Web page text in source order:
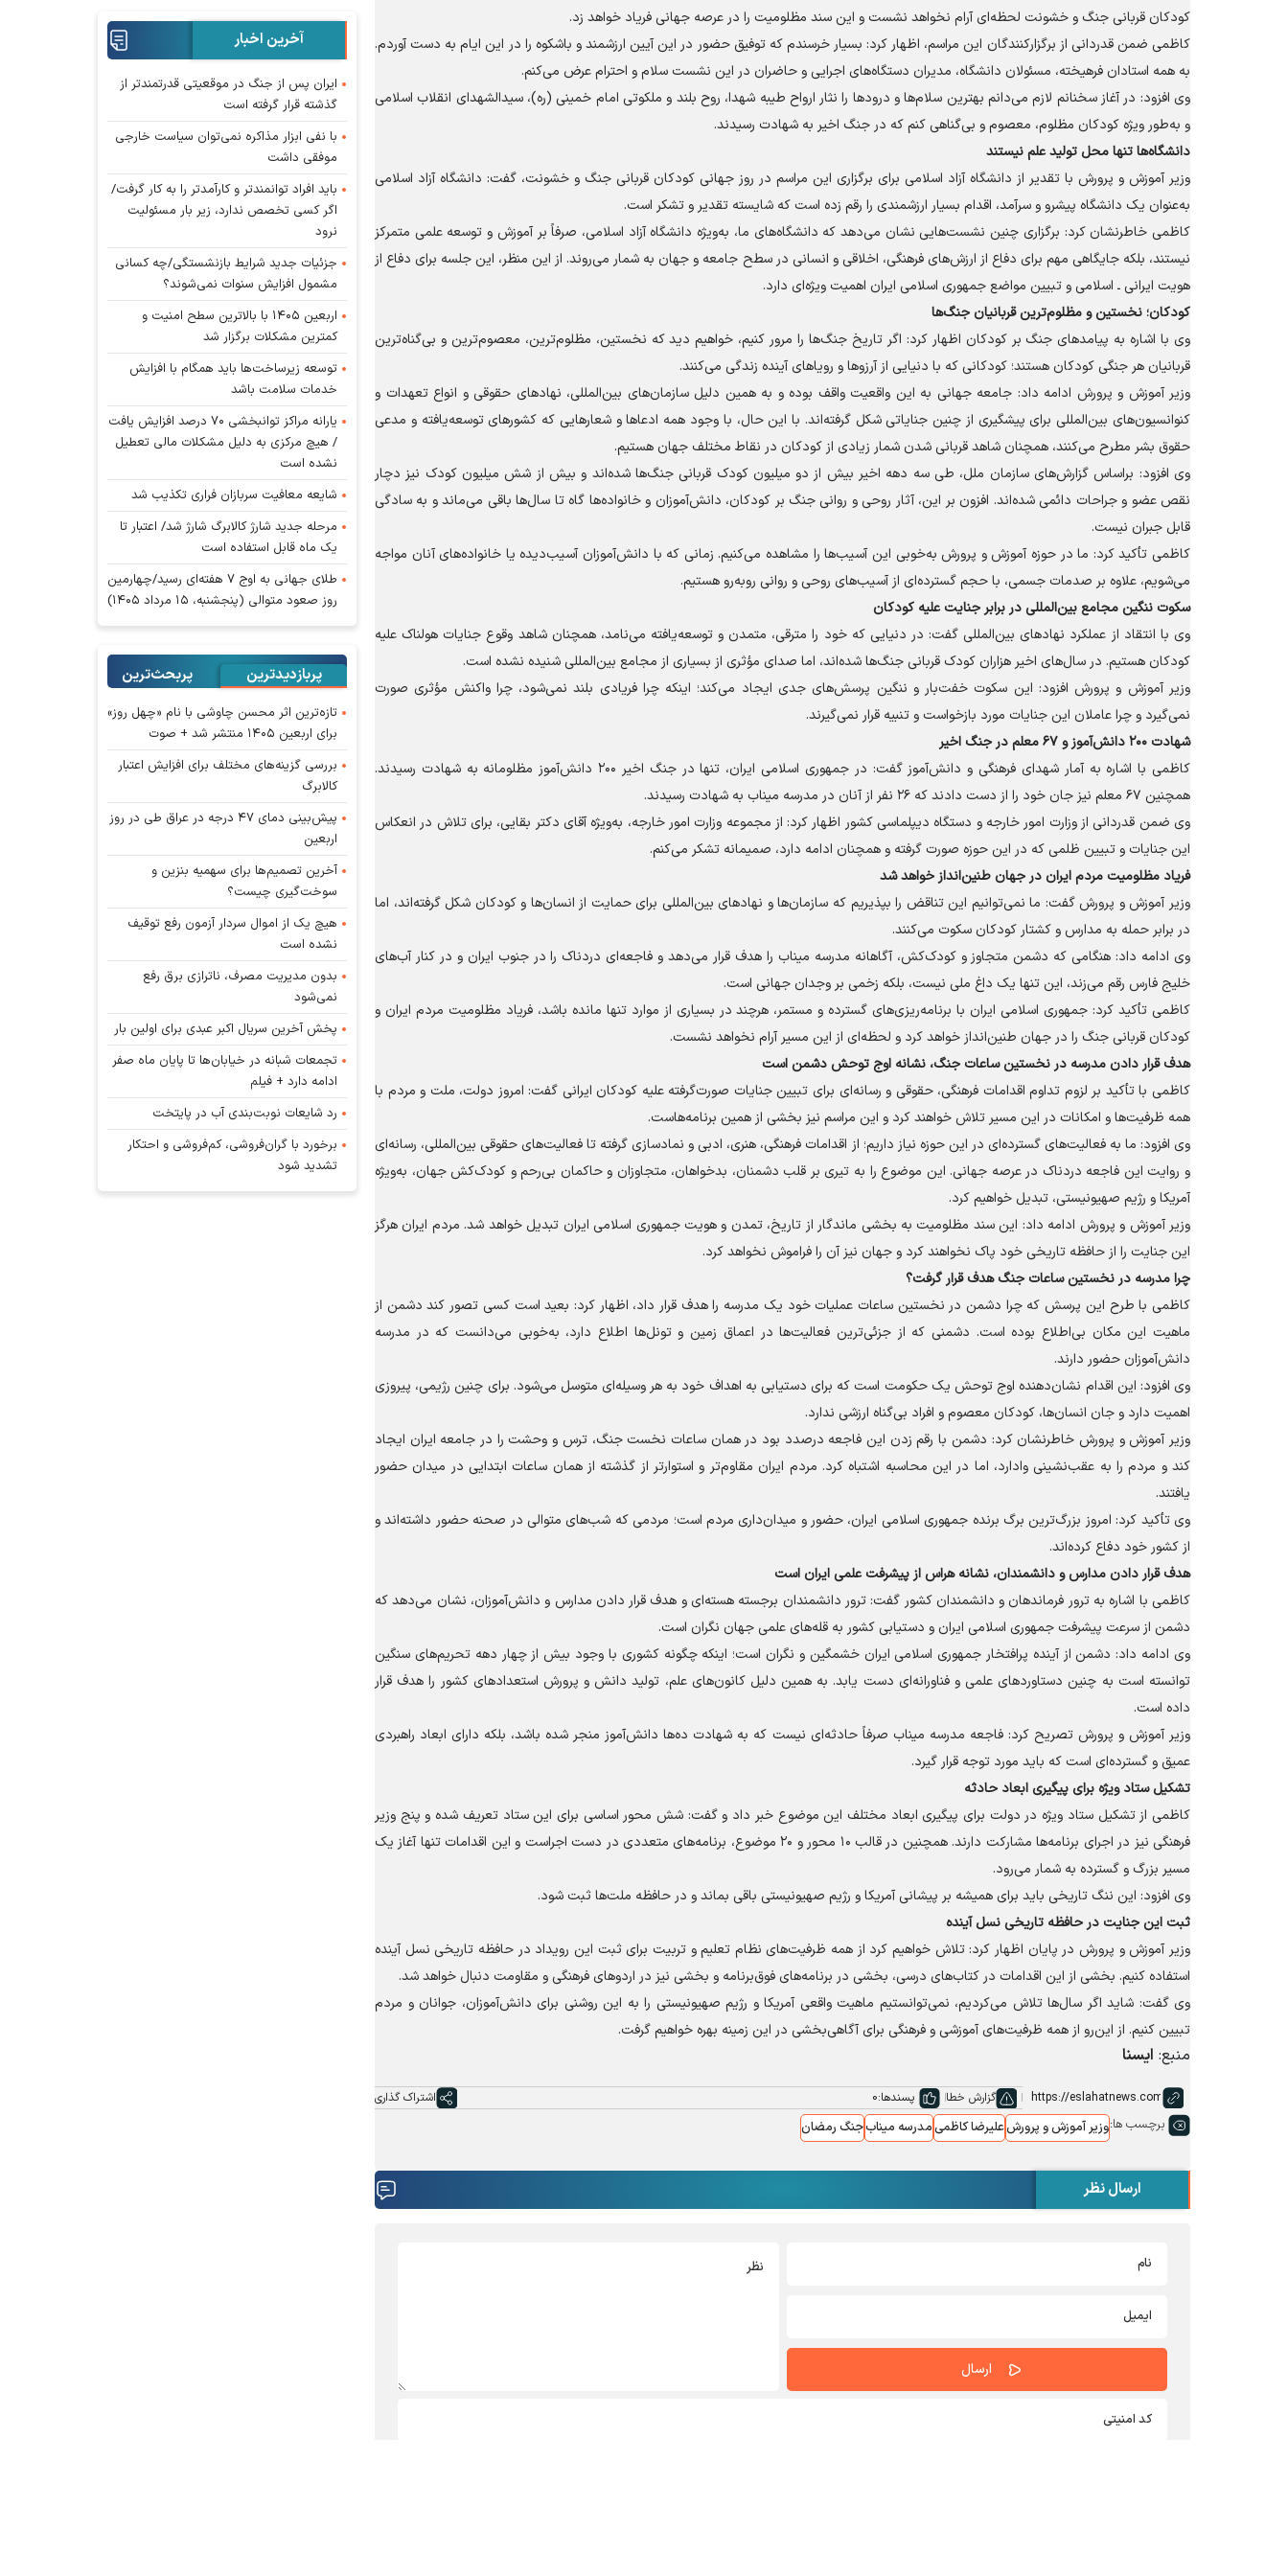
کودکان قربانی جنگ و خشونت لحظه‌ای آرام نخواهد نشست و این سند مظلومیت را در عرصه جهانی فریاد خواهد زد.
کاظمی ضمن قدردانی از برگزارکنندگان این مراسم، اظهار کرد: بسیار خرسندم که توفیق حضور در این آیین ارزشمند و باشکوه را در این ایام به دست آوردم.
به همه استادان فرهیخته، مسئولان دانشگاه، مدیران دستگاه‌های اجرایی و حاضران در این نشست سلام و احترام عرض می‌کنم.
وی افزود: در آغاز سخنانم لازم می‌دانم بهترین سلام‌ها و درود‌ها را نثار ارواح طیبه شهدا، روح بلند و ملکوتی امام خمینی (ره)، سیدالشهدای انقلاب اسلامی
و به‌طور ویژه کودکان مظلوم، معصوم و بی‌گناهی کنم که در جنگ اخیر به شهادت رسیدند.
دانشگاه‌ها تنها محل تولید علم نیستند
وزیر آموزش و پرورش با تقدیر از دانشگاه آزاد اسلامی برای برگزاری این مراسم در روز جهانی کودکان قربانی جنگ و خشونت، گفت: دانشگاه آزاد اسلامی
به‌عنوان یک دانشگاه پیشرو و سرآمد، اقدام بسیار ارزشمندی را رقم زده است که شایسته تقدیر و تشکر است.
کاظمی خاطرنشان کرد: برگزاری چنین نشست‌هایی نشان می‌دهد که دانشگاه‌های ما، به‌ویژه دانشگاه آزاد اسلامی، صرفاً بر آموزش و توسعه علمی متمرکز
نیستند، بلکه جایگاهی مهم برای دفاع از ارزش‌های فرهنگی، اخلاقی و انسانی در سطح جامعه و جهان به شمار می‌روند. از این منظر، این جلسه برای دفاع از
هویت ایرانی ـ اسلامی و تبیین مواضع جمهوری اسلامی ایران اهمیت ویژه‌ای دارد.
کودکان؛ نخستین و مظلوم‌ترین قربانیان جنگ‌ها
وی با اشاره به پیامد‌های جنگ بر کودکان اظهار کرد: اگر تاریخ جنگ‌ها را مرور کنیم، خواهیم دید که نخستین، مظلوم‌ترین، معصوم‌ترین و بی‌گناه‌ترین
قربانیان هر جنگی کودکان هستند؛ کودکانی که با دنیایی از آرزو‌ها و رویا‌های آینده زندگی می‌کنند.
وزیر آموزش و پرورش ادامه داد: جامعه جهانی به این واقعیت واقف بوده و به همین دلیل سازمان‌های بین‌المللی، نهاد‌های حقوقی و انواع تعهدات و
کنوانسیون‌های بین‌المللی برای پیشگیری از چنین جنایاتی شکل گرفته‌اند. با این حال، با وجود همه ادعا‌ها و شعار‌هایی که کشور‌های توسعه‌یافته و مدعی
حقوق بشر مطرح می‌کنند، همچنان شاهد قربانی شدن شمار زیادی از کودکان در نقاط مختلف جهان هستیم.
وی افزود: براساس گزارش‌های سازمان ملل، طی سه دهه اخیر بیش از دو میلیون کودک قربانی جنگ‌ها شده‌اند و بیش از شش میلیون کودک نیز دچار
نقص عضو و جراحات دائمی شده‌اند. افزون بر این، آثار روحی و روانی جنگ بر کودکان، دانش‌آموزان و خانواده‌ها گاه تا سال‌ها باقی می‌ماند و به سادگی
قابل جبران نیست.
کاظمی تأکید کرد: ما در حوزه آموزش و پرورش به‌خوبی این آسیب‌ها را مشاهده می‌کنیم. زمانی که با دانش‌آموزان آسیب‌دیده یا خانواده‌های آنان مواجه
می‌شویم، علاوه بر صدمات جسمی، با حجم گسترده‌ای از آسیب‌های روحی و روانی روبه‌رو هستیم.
سکوت ننگین مجامع بین‌المللی در برابر جنایت علیه کودکان
وی با انتقاد از عملکرد نهاد‌های بین‌المللی گفت: در دنیایی که خود را مترقی، متمدن و توسعه‌یافته می‌نامد، همچنان شاهد وقوع جنایات هولناک علیه
کودکان هستیم. در سال‌های اخیر هزاران کودک قربانی جنگ‌ها شده‌اند، اما صدای مؤثری از بسیاری از مجامع بین‌المللی شنیده نشده است.
وزیر آموزش و پرورش افزود: این سکوت خفت‌بار و ننگین پرسش‌های جدی ایجاد می‌کند؛ اینکه چرا فریادی بلند نمی‌شود، چرا واکنش مؤثری صورت
نمی‌گیرد و چرا عاملان این جنایات مورد بازخواست و تنبیه قرار نمی‌گیرند.
شهادت ۲۰۰ دانش‌آموز و ۶۷ معلم در جنگ اخیر
کاظمی با اشاره به آمار شهدای فرهنگی و دانش‌آموز گفت: در جمهوری اسلامی ایران، تنها در جنگ اخیر ۲۰۰ دانش‌آموز مظلومانه به شهادت رسیدند.
همچنین ۶۷ معلم نیز جان خود را از دست دادند که ۲۶ نفر از آنان در مدرسه میناب به شهادت رسیدند.
وی ضمن قدردانی از وزارت امور خارجه و دستگاه دیپلماسی کشور اظهار کرد: از مجموعه وزارت امور خارجه، به‌ویژه آقای دکتر بقایی، برای تلاش در انعکاس
این جنایات و تبیین ظلمی که در این حوزه صورت گرفته و همچنان ادامه دارد، صمیمانه تشکر می‌کنم.
فریاد مظلومیت مردم ایران در جهان طنین‌انداز خواهد شد
وزیر آموزش و پرورش گفت: ما نمی‌توانیم این تناقض را بپذیریم که سازمان‌ها و نهاد‌های بین‌المللی برای حمایت از انسان‌ها و کودکان شکل گرفته‌اند، اما
در برابر حمله به مدارس و کشتار کودکان سکوت می‌کنند.
وی ادامه داد: هنگامی که دشمن متجاوز و کودک‌کش، آگاهانه مدرسه میناب را هدف قرار می‌دهد و فاجعه‌ای دردناک را در جنوب ایران و در کنار آب‌های
خلیج فارس رقم می‌زند، این تنها یک داغ ملی نیست، بلکه زخمی بر وجدان جهانی است.
کاظمی تأکید کرد: جمهوری اسلامی ایران با برنامه‌ریزی‌های گسترده و مستمر، هرچند در بسیاری از موارد تنها مانده باشد، فریاد مظلومیت مردم ایران و
کودکان قربانی جنگ را در جهان طنین‌انداز خواهد کرد و لحظه‌ای از این مسیر آرام نخواهد نشست.
هدف قرار دادن مدرسه در نخستین ساعات جنگ، نشانه اوج توحش دشمن است
کاظمی با تأکید بر لزوم تداوم اقدامات فرهنگی، حقوقی و رسانه‌ای برای تبیین جنایات صورت‌گرفته علیه کودکان ایرانی گفت: امروز دولت، ملت و مردم با
همه ظرفیت‌ها و امکانات در این مسیر تلاش خواهند کرد و این مراسم نیز بخشی از همین برنامه‌هاست.
وی افزود: ما به فعالیت‌های گسترده‌ای در این حوزه نیاز داریم؛ از اقدامات فرهنگی، هنری، ادبی و نمادسازی گرفته تا فعالیت‌های حقوقی بین‌المللی، رسانه‌ای
و روایت این فاجعه دردناک در عرصه جهانی. این موضوع را به تیری بر قلب دشمنان، بدخواهان، متجاوزان و حاکمان بی‌رحم و کودک‌کش جهان، به‌ویژه
آمریکا و رژیم صهیونیستی، تبدیل خواهیم کرد.
وزیر آموزش و پرورش ادامه داد: این سند مظلومیت به بخشی ماندگار از تاریخ، تمدن و هویت جمهوری اسلامی ایران تبدیل خواهد شد. مردم ایران هرگز
این جنایت را از حافظه تاریخی خود پاک نخواهند کرد و جهان نیز آن را فراموش نخواهد کرد.
چرا مدرسه در نخستین ساعات جنگ هدف قرار گرفت؟
کاظمی با طرح این پرسش که چرا دشمن در نخستین ساعات عملیات خود یک مدرسه را هدف قرار داد، اظهار کرد: بعید است کسی تصور کند دشمن از
ماهیت این مکان بی‌اطلاع بوده است. دشمنی که از جزئی‌ترین فعالیت‌ها در اعماق زمین و تونل‌ها اطلاع دارد، به‌خوبی می‌دانست که در مدرسه
دانش‌آموزان حضور دارند.
وی افزود: این اقدام نشان‌دهنده اوج توحش یک حکومت است که برای دستیابی به اهداف خود به هر وسیله‌ای متوسل می‌شود. برای چنین رژیمی، پیروزی
اهمیت دارد و جان انسان‌ها، کودکان معصوم و افراد بی‌گناه ارزشی ندارد.
وزیر آموزش و پرورش خاطرنشان کرد: دشمن با رقم زدن این فاجعه درصدد بود در همان ساعات نخست جنگ، ترس و وحشت را در جامعه ایران ایجاد
کند و مردم را به عقب‌نشینی وادارد، اما در این محاسبه اشتباه کرد. مردم ایران مقاوم‌تر و استوارتر از گذشته از همان ساعات ابتدایی در میدان حضور
یافتند.
وی تأکید کرد: امروز بزرگ‌ترین برگ برنده جمهوری اسلامی ایران، حضور و میدان‌داری مردم است؛ مردمی که شب‌های متوالی در صحنه حضور داشته‌اند و
از کشور خود دفاع کرده‌اند.
هدف قرار دادن مدارس و دانشمندان، نشانه هراس از پیشرفت علمی ایران است
کاظمی با اشاره به ترور فرماندهان و دانشمندان کشور گفت: ترور دانشمندان برجسته هسته‌ای و هدف قرار دادن مدارس و دانش‌آموزان، نشان می‌دهد که
دشمن از سرعت پیشرفت جمهوری اسلامی ایران و دستیابی کشور به قله‌های علمی جهان نگران است.
وی ادامه داد: دشمن از آینده پرافتخار جمهوری اسلامی ایران خشمگین و نگران است؛ اینکه چگونه کشوری با وجود بیش از چهار دهه تحریم‌های سنگین
توانسته است به چنین دستاورد‌های علمی و فناورانه‌ای دست یابد. به همین دلیل کانون‌های علم، تولید دانش و پرورش استعداد‌های کشور را هدف قرار
داده است.
وزیر آموزش و پرورش تصریح کرد: فاجعه مدرسه میناب صرفاً حادثه‌ای نیست که به شهادت ده‌ها دانش‌آموز منجر شده باشد، بلکه دارای ابعاد راهبردی
عمیق و گسترده‌ای است که باید مورد توجه قرار گیرد.
تشکیل ستاد ویژه برای پیگیری ابعاد حادثه
کاظمی از تشکیل ستاد ویژه در دولت برای پیگیری ابعاد مختلف این موضوع خبر داد و گفت: شش محور اساسی برای این ستاد تعریف شده و پنج وزیر
فرهنگی نیز در اجرای برنامه‌ها مشارکت دارند. همچنین در قالب ۱۰ محور و ۲۰ موضوع، برنامه‌های متعددی در دست اجراست و این اقدامات تنها آغاز یک
مسیر بزرگ و گسترده به شمار می‌رود.
وی افزود: این ننگ تاریخی باید برای همیشه بر پیشانی آمریکا و رژیم صهیونیستی باقی بماند و در حافظه ملت‌ها ثبت شود.
ثبت این جنایت در حافظه تاریخی نسل آینده
وزیر آموزش و پرورش در پایان اظهار کرد: تلاش خواهیم کرد از همه ظرفیت‌های نظام تعلیم و تربیت برای ثبت این رویداد در حافظه تاریخی نسل آینده
استفاده کنیم. بخشی از این اقدامات در کتاب‌های درسی، بخشی در برنامه‌های فوق‌برنامه و بخشی نیز در اردو‌های فرهنگی و مقاومت دنبال خواهد شد.
وی گفت: شاید اگر سال‌ها تلاش می‌کردیم، نمی‌توانستیم ماهیت واقعی آمریکا و رژیم صهیونیستی را به این روشنی برای دانش‌آموزان، جوانان و مردم
تبیین کنیم. از این‌رو از همه ظرفیت‌های آموزشی و فرهنگی برای آگاهی‌بخشی در این زمینه بهره خواهیم گرفت.
منبع: ایسنا
گزارش خطا پسندها:0 اشتراک گذاری
برچسب ها:وزیر آموزش و پرورشعلیرضا کاظمیمدرسه مینابجنگ رمضان
ارسال نظر
آخرین اخبار
ایران پس از جنگ در موقعیتی قدرتمندتر از
گذشته قرار گرفته است
با نفی ابزار مذاکره نمی‌توان سیاست خارجی
موفقی داشت
باید افراد توانمندتر و کارآمدتر را به کار گرفت/
اگر کسی تخصص ندارد، زیر بار مسئولیت
نرود
جزئیات جدید شرایط بازنشستگی/چه کسانی
مشمول افزایش سنوات نمی‌شوند؟
اربعین ۱۴۰۵ با بالاترین سطح امنیت و
کمترین مشکلات برگزار شد
توسعه زیرساخت‌ها باید همگام با افزایش
خدمات سلامت باشد
یارانه مراکز توانبخشی ۷۰ درصد افزایش یافت
/ هیچ مرکزی به دلیل مشکلات مالی تعطیل
نشده است
شایعه معافیت سربازان فراری تکذیب شد
مرحله جدید شارژ کالابرگ شارژ شد/ اعتبار تا
یک ماه قابل استفاده است
طلای جهانی به اوج ۷ هفته‌ای رسید/چهارمین
روز صعود متوالی (پنجشنبه، ۱۵ مرداد ۱۴۰۵)
پربازدیدترین پربحث‌ترین‌
تازه‌ترین اثر محسن چاوشی با نام «چهل روز»
برای اربعین ۱۴۰۵ منتشر شد + صوت
بررسی گزینه‌های مختلف برای افزایش اعتبار
کالابرگ
پیش‌بینی دمای ۴۷ درجه در عراق طی در روز
اربعین
آخرین تصمیم‌ها برای سهمیه بنزین و
سوخت‌گیری چیست؟
هیچ یک از اموال سردار آزمون رفع توقیف
نشده است
بدون مدیریت مصرف، ناترازی برق رفع
نمی‌شود
پخش آخرین سریال اکبر عبدی برای اولین بار
تجمعات شبانه در خیابان‌ها تا پایان ماه صفر
ادامه دارد + فیلم
رد شایعات نوبت‌بندی آب در پایتخت
برخورد با گران‌فروشی، کم‌فروشی و احتکار
تشدید شود